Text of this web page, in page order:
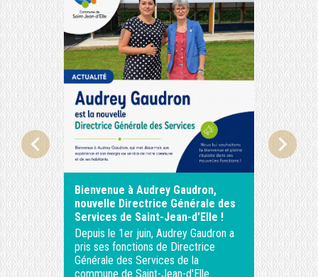
Bienvenue à Audrey Gaudron,
nouvelle Directrice Générale des
Services de Saint-Jean-d'Elle !
Depuis le 1er juin, Audrey Gaudron a
pris ses fonctions de Directrice
Générale des Services de la
commune de Saint-Jean-d'Elle.
chevron_left chevron_right